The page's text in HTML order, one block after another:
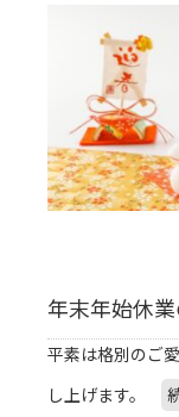
年末年始休
平素は格別のご
し上げます。